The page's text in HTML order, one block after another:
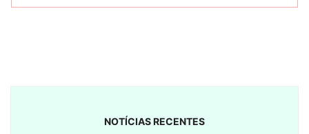
NOTÍCIAS RECENTES